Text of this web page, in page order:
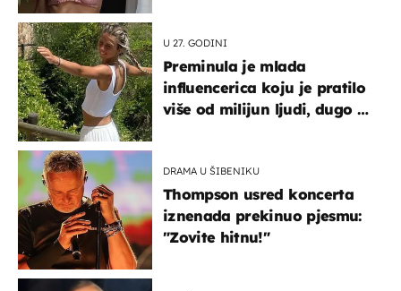
U 27. GODINI
Preminula je mlada
influencerica koju je pratilo
više od milijun ljudi, dugo se
DRAMA U ŠIBENIKU
Thompson usred koncerta
iznenada prekinuo pjesmu:
"Zovite hitnu!"